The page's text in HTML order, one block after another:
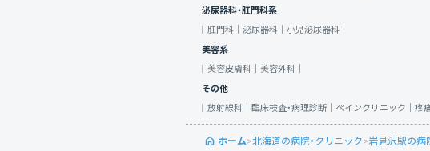
泌尿器科・肛門科系
肛門科｜ 泌尿器科｜ 小児泌尿器科｜
美容系
美容皮膚科｜ 美容外科｜
その他
放射線科｜ 臨床検査・病理診断｜ ペインクリニック｜ 疼
ホーム>北海道の病院・クリニック>岩見沢駅の病